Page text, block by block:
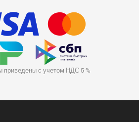
приведены с учетом НДС 5 %